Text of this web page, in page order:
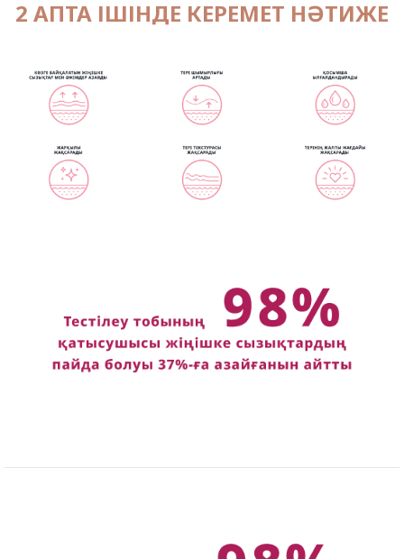
2 АПТА ІШІНДЕ КЕРЕМЕТ НӘТИЖЕ